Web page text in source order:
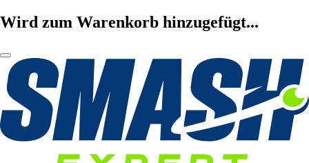
Wird zum Warenkorb hinzugefügt...